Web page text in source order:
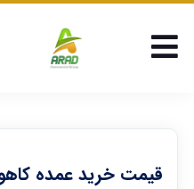
قیمت خرید عمده